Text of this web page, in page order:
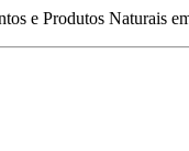
e Produtos Naturais